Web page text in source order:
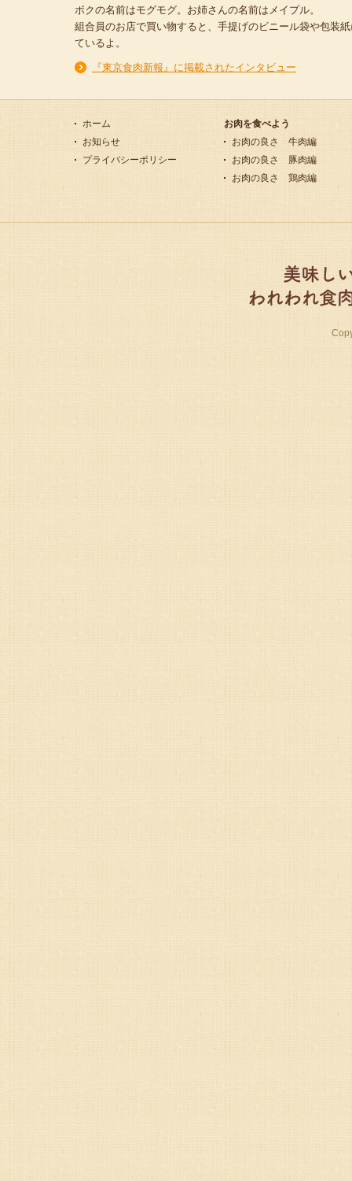
ボクの名前はモグモグ。お姉さんの名前はメイプル。
組合員のお店で買い物すると、手提げのビニール袋や包装
ているよ。
『東京食肉新報』に掲載されたインタビュー
ホーム
お知らせ
プライバシーポリシー
お肉を食べよう
お肉の良さ 牛肉編
お肉の良さ 豚肉編
お肉の良さ 鶏肉編